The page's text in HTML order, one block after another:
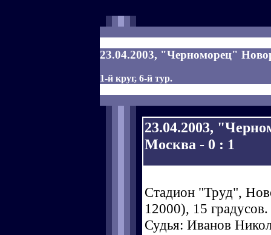
23.04.2003, "Черноморец"
1-й круг, 6-й тур.
23.04.2003,
Москва - 0 : 1
Стадион "Труд",
12000), 15 градусов.
Судья: Иванов